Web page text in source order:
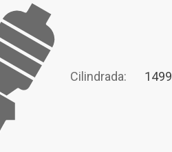
Cilindrada: 1499